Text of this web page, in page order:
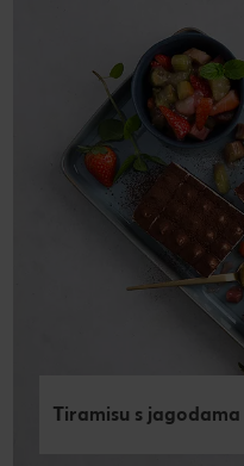
Tiramisu s